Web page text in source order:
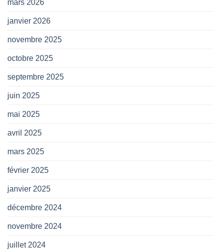
mars 2026
janvier 2026
novembre 2025
octobre 2025
septembre 2025
juin 2025
mai 2025
avril 2025
mars 2025
février 2025
janvier 2025
décembre 2024
novembre 2024
juillet 2024